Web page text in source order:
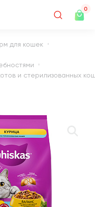
0
для кошек
и стерилизованных